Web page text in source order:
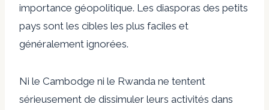
importance géopolitique. Les diasporas des petits
pays sont les cibles les plus faciles et
généralement ignorées.
Ni le Cambodge ni le Rwanda ne tentent
sérieusement de dissimuler leurs activités dans